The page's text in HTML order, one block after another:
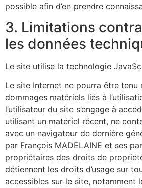
possible afin d’en prendre
3. Limitations
les données
Le site utilise la technologie
Le site Internet ne pourra être tenu
dommages matériels liés à
l’utilisateur du site s’engage à
utilisant un matériel récent, ne
avec un navigateur de dernière
par François MADELAINE et ses
propriétaires des droits de
détiennent les droits d’usage sur
accessibles sur le site, notamment